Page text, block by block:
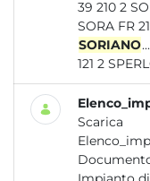
39 210 2 SONNINO LT 14 48 225 107 44 12 99 1
SORA FR
SORIANO
121 2
Scarica